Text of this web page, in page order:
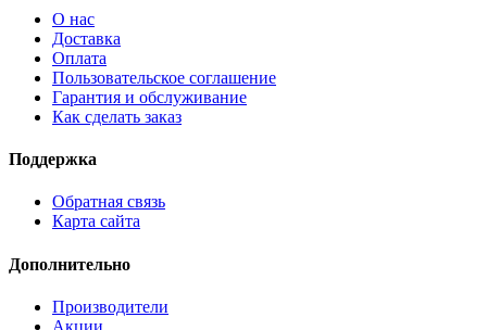
О нас
Доставка
Оплата
Пользовательское соглашение
Гарантия и обслуживание
Как сделать заказ
Поддержка
Обратная связь
Карта сайта
Дополнительно
Производители
Акции